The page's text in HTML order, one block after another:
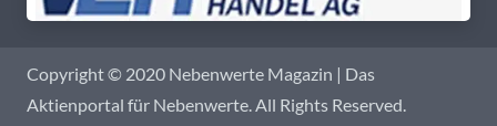
Copyright © 2020 Nebenwerte Magazin | Das
Aktienportal für Nebenwerte. All Rights Reserved.